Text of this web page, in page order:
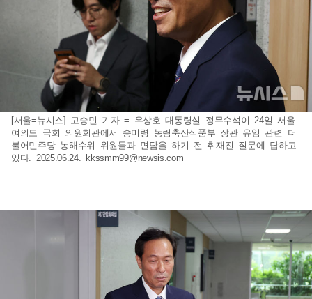
[서울=뉴시스] 고승민 기자 = 우상호 대통령실 정무수석이 24일 서울
여의도 국회 의원회관에서 송미령 농림축산식품부 장관 유임 관련 더
불어민주당 농해수위 위원들과 면담을 하기 전 취재진 질문에 답하고
있다. 2025.06.24. kkssmm99@newsis.com